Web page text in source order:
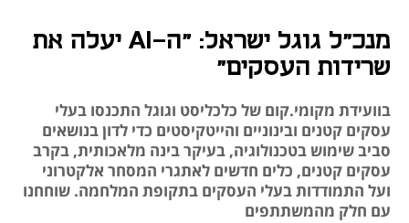
מנכ"ל גוגל ישראל: "ה-AI יעלה את
שרידות העסקים"
בוועידת מקומי.קום של כלכליסט וגוגל התכנסו בעלי
עסקים קטנים ובינוניים והייטקיסטים כדי לדון בנושאים
סביב שימוש בטכנולוגיה, בעיקר בינה מלאכותית, בקרב
עסקים קטנים, כלים חדשים לאתגרי המסחר אלקטרוני
ועל התמודדות בעלי העסקים בתקופת המלחמה. שוחחנו
עם חלק מהמשתתפים